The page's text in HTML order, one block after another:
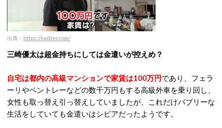
出典： https://twitter.com/
三崎優太は超金持ちにしては金遣いが控えめ？
自宅は都内の高級マンションで家賃は100万円であり、フェラ
ーリやベントレーなどの数千万円もする高級外車を乗り回し、
女性も取っ替え引っ替えしていましたが、これだけバブリーな
生活をしていても金遣いはシビアだったようです。